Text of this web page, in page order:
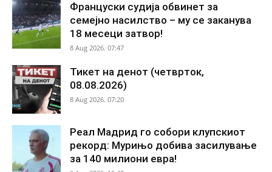
Француски судија обвинет за
семејно насилство – му се заканува
18 месеци затвор!
8 Aug 2026. 07:47
Тикет на денот (четврток,
08.08.2026)
8 Aug 2026. 07:20
Реал Мадрид го собори клупскиот
рекорд: Мурињо добива засилување
за 140 милиони евра!